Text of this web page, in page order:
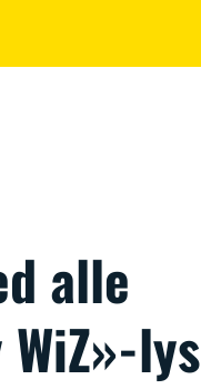
alle
lys